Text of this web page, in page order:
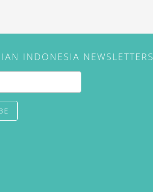
INDONESIA NEWSLETTERS